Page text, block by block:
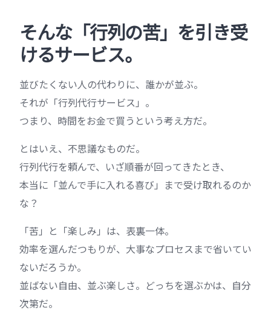
そんな「行列の苦」を引き受
けるサービス。
並びたくない人の代わりに、誰かが並ぶ。
それが「行列代行サービス」。
つまり、時間をお金で買うという考え方だ。
とはいえ、不思議なものだ。
行列代行を頼んで、いざ順番が回ってきたとき、
本当に「並んで手に入れる喜び」まで受け取れるのか
な？
「苦」と「楽しみ」は、表裏一体。
効率を選んだつもりが、大事なプロセスまで省いてい
ないだろうか。
並ばない自由、並ぶ楽しさ。どっちを選ぶかは、自分
次第だ。